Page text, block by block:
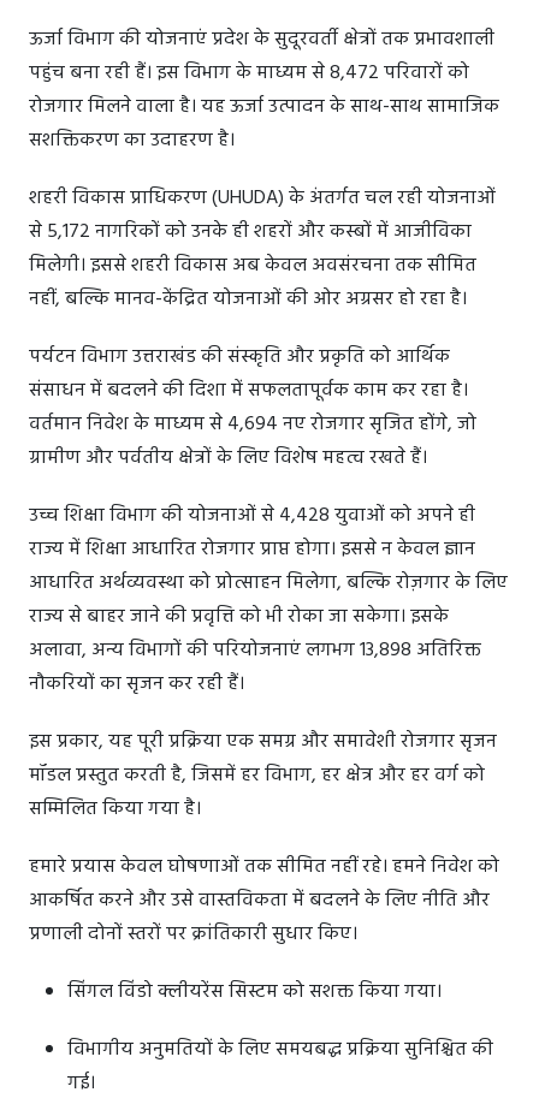
ऊर्जा विभाग की योजनाएं प्रदेश के सुदूरवर्ती क्षेत्रों तक प्रभावशाली
पहुंच बना रही हैं। इस विभाग के माध्यम से 8,472 परिवारों को
रोजगार मिलने वाला है। यह ऊर्जा उत्पादन के साथ-साथ सामाजिक
सशक्तिकरण का उदाहरण है।
शहरी विकास प्राधिकरण (UHUDA) के अंतर्गत चल रही योजनाओं
से 5,172 नागरिकों को उनके ही शहरों और कस्बों में आजीविका
मिलेगी। इससे शहरी विकास अब केवल अवसंरचना तक सीमित
नहीं, बल्कि मानव-केंद्रित योजनाओं की ओर अग्रसर हो रहा है।
पर्यटन विभाग उत्तराखंड की संस्कृति और प्रकृति को आर्थिक
संसाधन में बदलने की दिशा में सफलतापूर्वक काम कर रहा है।
वर्तमान निवेश के माध्यम से 4,694 नए रोजगार सृजित होंगे, जो
ग्रामीण और पर्वतीय क्षेत्रों के लिए विशेष महत्व रखते हैं।
उच्च शिक्षा विभाग की योजनाओं से 4,428 युवाओं को अपने ही
राज्य में शिक्षा आधारित रोजगार प्राप्त होगा। इससे न केवल ज्ञान
आधारित अर्थव्यवस्था को प्रोत्साहन मिलेगा, बल्कि रोज़गार के लिए
राज्य से बाहर जाने की प्रवृत्ति को भी रोका जा सकेगा। इसके
अलावा, अन्य विभागों की परियोजनाएं लगभग 13,898 अतिरिक्त
नौकरियों का सृजन कर रही हैं।
इस प्रकार, यह पूरी प्रक्रिया एक समग्र और समावेशी रोजगार सृजन
मॉडल प्रस्तुत करती है, जिसमें हर विभाग, हर क्षेत्र और हर वर्ग को
सम्मिलित किया गया है।
हमारे प्रयास केवल घोषणाओं तक सीमित नहीं रहे। हमने निवेश को
आकर्षित करने और उसे वास्तविकता में बदलने के लिए नीति और
प्रणाली दोनों स्तरों पर क्रांतिकारी सुधार किए।
सिंगल विंडो क्लीयरेंस सिस्टम को सशक्त किया गया।
विभागीय अनुमतियों के लिए समयबद्ध प्रक्रिया सुनिश्चित की
गई।